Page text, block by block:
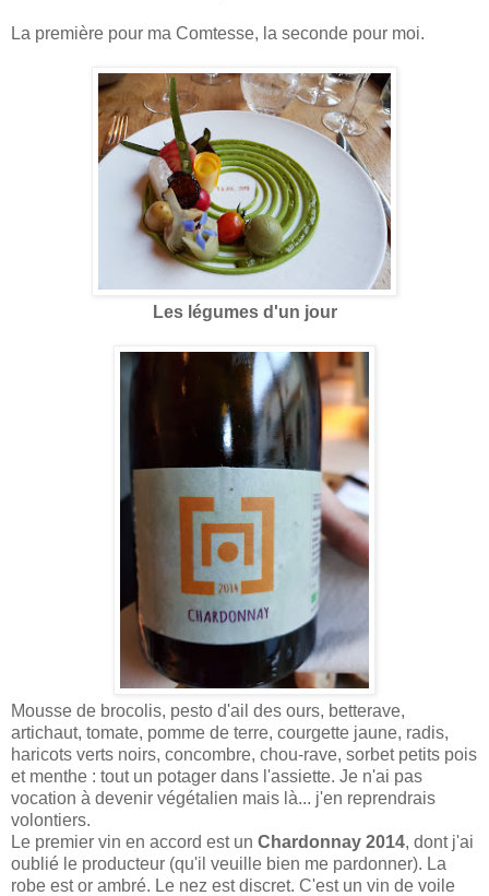
La première pour ma Comtesse, la seconde pour moi.
Les légumes d'un jour
Mousse de brocolis, pesto d'ail des ours, betterave,
artichaut, tomate, pomme de terre, courgette jaune, radis,
haricots verts noirs, concombre, chou-rave, sorbet petits pois
et menthe : tout un potager dans l'assiette. Je n'ai pas
vocation à devenir végétalien mais là... j'en reprendrais
volontiers.
Le premier vin en accord est un Chardonnay 2014, dont j'ai
oublié le producteur (qu'il veuille bien me pardonner). La
robe est or ambré. Le nez est discret. C'est un vin de voile